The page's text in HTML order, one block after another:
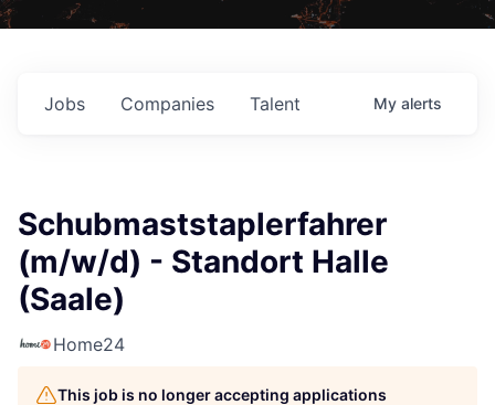
Jobs Companies Talent My alerts
Schubmaststaplerfahrer
(m/w/d) - Standort Halle
(Saale)
Home24
This job is no longer accepting applications